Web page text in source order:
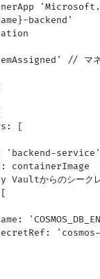
backend'
// マネ
[
'backend-service'
containerImage
からのシークレ